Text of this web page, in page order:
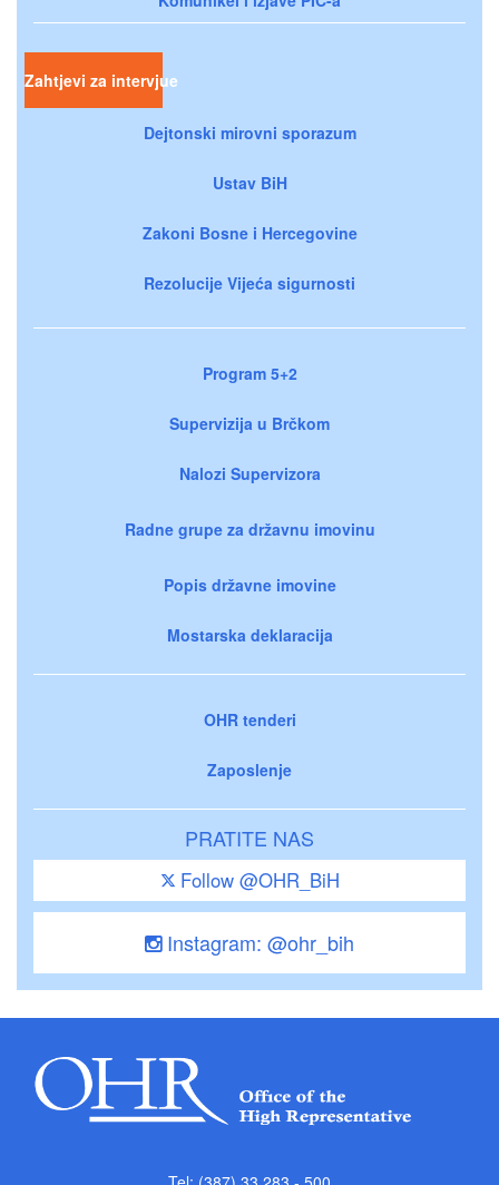
Zahtjevi za intervjue
Dejtonski mirovni sporazum
Ustav BiH
Zakoni Bosne i Hercegovine
Rezolucije Vijeća sigurnosti
Program 5+2
Supervizija u Brčkom
Nalozi Supervizora
Radne grupe za državnu imovinu
Popis državne imovine
Mostarska deklaracija
OHR tenderi
Zaposlenje
PRATITE NAS
Follow @OHR_BiH
Instagram: @ohr_bih